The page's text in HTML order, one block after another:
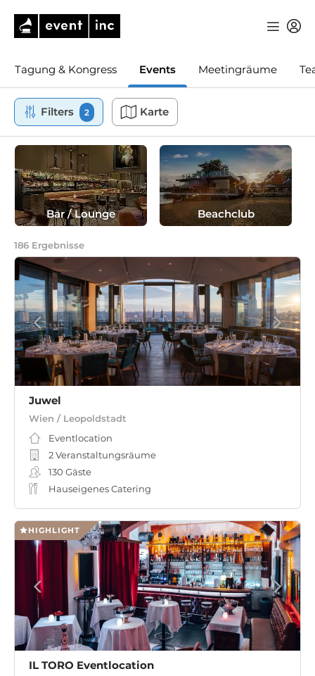
Tagung & Kongress Events Meetingräume
Filters 2 Karte
Bar / Lounge Beachclub
186 Ergebnisse
Juwel
Wien / Leopoldstadt
Eventlocation
2 Veranstaltungsräume
130 Gäste
Hauseigenes Catering
HIGHLIGHT
IL TORO Eventlocation